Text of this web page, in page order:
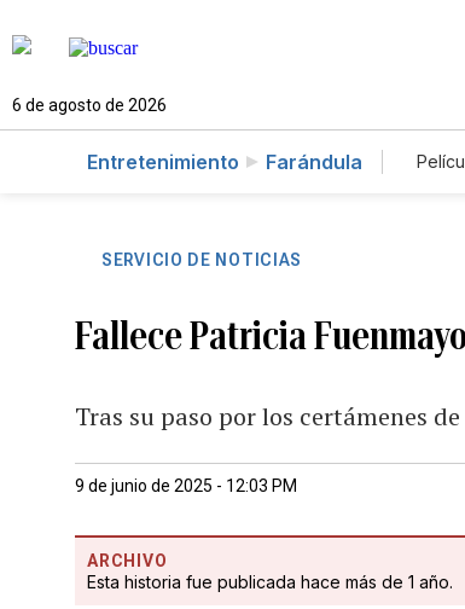
6 de agosto de 2026
Entretenimiento Farándula
SERVICIO DE NOTICIAS
Fallece Patricia
Tras su paso por los certámenes
9 de junio de 2025 - 12:03 PM
ARCHIVO
Esta historia fue publicada hace más de 1 año.